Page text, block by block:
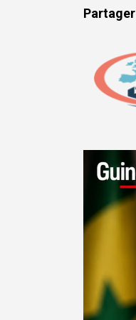
Partager